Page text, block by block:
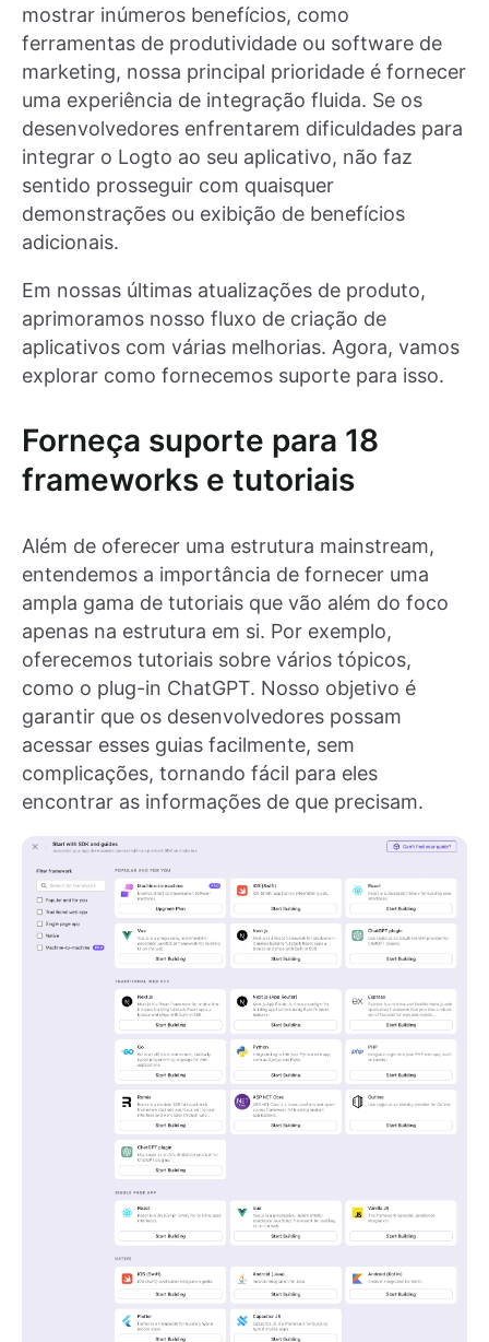
mostrar inúmeros benefícios, como
ferramentas de produtividade ou software de
marketing, nossa principal prioridade é fornecer
uma experiência de integração fluida. Se os
desenvolvedores enfrentarem dificuldades para
integrar o Logto ao seu aplicativo, não faz
sentido prosseguir com quaisquer
demonstrações ou exibição de benefícios
adicionais.
Em nossas últimas atualizações de produto,
aprimoramos nosso fluxo de criação de
aplicativos com várias melhorias. Agora, vamos
explorar como fornecemos suporte para isso.
Forneça suporte para 18
frameworks e tutoriais
Além de oferecer uma estrutura mainstream,
entendemos a importância de fornecer uma
ampla gama de tutoriais que vão além do foco
apenas na estrutura em si. Por exemplo,
oferecemos tutoriais sobre vários tópicos,
como o plug-in ChatGPT. Nosso objetivo é
garantir que os desenvolvedores possam
acessar esses guias facilmente, sem
complicações, tornando fácil para eles
encontrar as informações de que precisam.